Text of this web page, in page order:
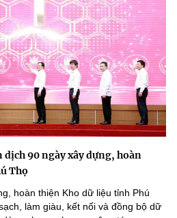
dịch 90 ngày xây dựng, hoàn
Thọ
hoàn thiện Kho dữ liệu tỉnh Phú
làm giàu, kết nối và đồng bộ dữ